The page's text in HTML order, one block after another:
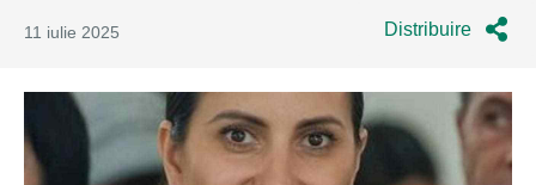
11 iulie 2025 Distribuire